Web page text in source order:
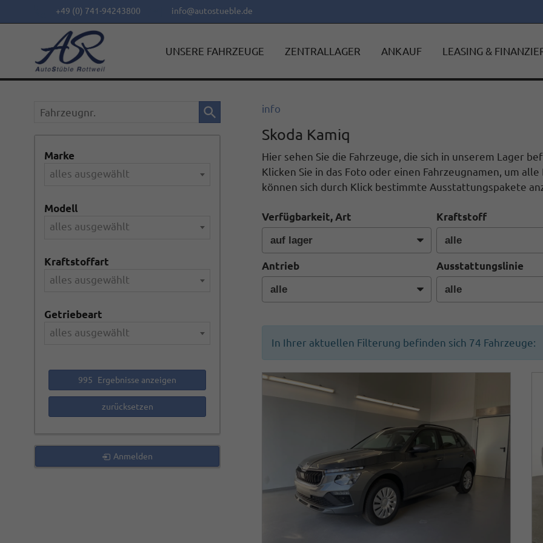
+49 (0) 741-94243800 info@autostueble.de
UNSERE FAHRZEUGE ZENTRALLAGER ANKAUF LEASING &
info
Skoda Kamiq
Hier sehen Sie die Fahrzeuge, die sich in unserem Lager
Klicken Sie in das Foto oder einen Fahrzeugnamen, um
können sich durch Klick bestimmte Ausstattungspakete
Verfügbarkeit, Art Kraftstoff
Antrieb Ausstattungslinie
In Ihrer aktuellen Filterung befinden sich 74 Fahrzeuge:
Fahrzeugnr.
Marke
alles ausgewählt
Modell
alles ausgewählt
Kraftstoffart
alles ausgewählt
Getriebeart
alles ausgewählt
995 Ergebnisse anzeigen
zurücksetzen
Anmelden